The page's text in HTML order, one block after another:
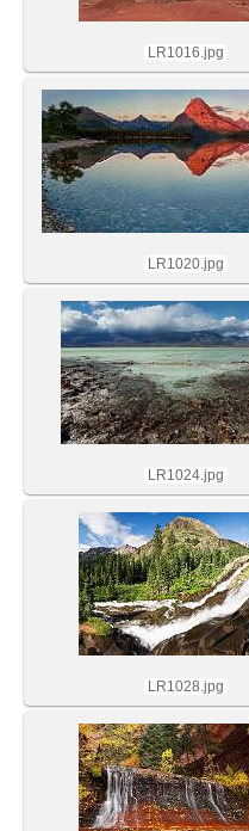
LR1016.jpg
LR1020.jpg
LR1024.jpg
LR1028.jpg